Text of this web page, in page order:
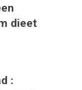
dieet
: